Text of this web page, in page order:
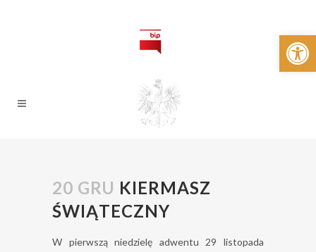
20 GRU KIERMASZ
ŚWIĄTECZNY
W pierwszą niedzielę adwentu 29 listopada